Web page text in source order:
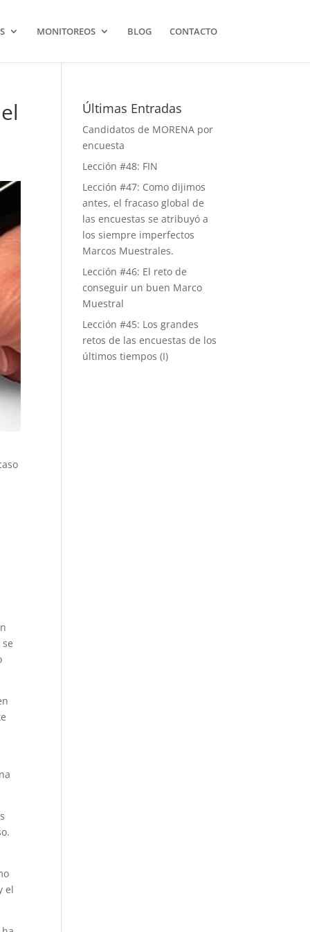
MONITOREOS BLOG CONTACTO
el
Últimas Entradas
Candidatos de MORENA por
encuesta
Lección #48: FIN
Lección #47: Como dijimos
antes, el fracaso global de
las encuestas se atribuyó a
los siempre imperfectos
Marcos Muestrales.
Lección #46: El reto de
conseguir un buen Marco
Muestral
Lección #45: Los grandes
retos de las encuestas de los
últimos tiempos (I)